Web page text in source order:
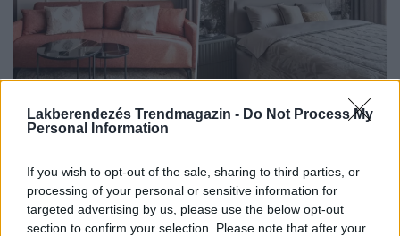
Lakberendezés Trendmagazin - Do Not Process My
Personal Information
If you wish to opt-out of the sale, sharing to third parties, or
processing of your personal or sensitive information for
targeted advertising by us, please use the below opt-out
section to confirm your selection. Please note that after your
HÁZAK, ENTERIŐRÖK - INSPIRÁCIÓ KÉPEKBEN
kényelem egy férfi 52 m²-es lakásában
Az 52 négyzetméteres, kétszobás lakás enteriőrje a